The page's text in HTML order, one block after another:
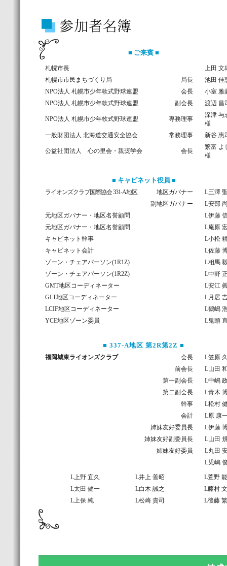
■ ご来賓 ■
札幌市長
上田
札幌市市民まちづくり局
局長
池田
NPO法人 札幌市少年軟式野球連盟
会長
小室
NPO法人 札幌市少年軟式野球連盟
副会長 渡辺
NPO法人 札幌市少年軟式野球連盟 専務理事
深津
様
一般財団法人 北海道交通安全協会
常務理事 新谷
公益社団法人 心の里会・親奨学会 会長
繁富
様
■ キャビネット役員 ■
ライオンズクラブ国際協会 331-A地区 地区ガバナー
L三澤
副地区ガバナー
L安部
元地区ガバナー・地区名誉顧問
L伊藤
元地区ガバナー・地区名誉顧問
L庵原
キャビネット幹事
L小松
キャビネット会計
L佐藤
ゾーン・チェアパーソン(1R1Z)
L相馬
ゾーン・チェアパーソン(1R2Z)
L中野
GMT地区コーディネーター
L安江
GLT地区コーディネーター
L月居
LCIF地区コーディネーター
L鶴嶋
YCE地区ゾーン委員
L鬼頭
■ 337-A地区 第2R第2Z ■
福岡城東ライオンズクラブ 会長
L笠原
前会長
L山田
第一副会長
L中嶋
第二副会長
L青木
幹事
L松村
会計
L原 康
姉妹友好委員長
L伊藤
姉妹友好副委員長
L山田
姉妹友好委員
L丸田
L児嶋
L上野 宜久 L井上 善昭
L萱野
L太田 健一
L白木 誠之
L藤村
L上保 純
L松崎 貴司 L後藤 繁